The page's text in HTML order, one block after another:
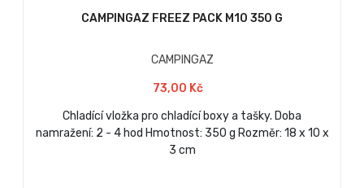
CAMPINGAZ FREEZ PACK M10 350 G
CAMPINGAZ
73,00 Kč
Chladící vložka pro chladící boxy a tašky. Doba
namražení: 2 - 4 hod Hmotnost: 350 g Rozměr: 18 x 10 x
3 cm